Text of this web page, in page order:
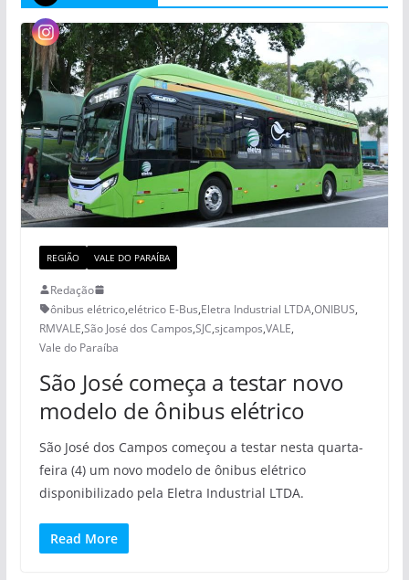
REGIÃO VALE DO PARAÍBA
Redação
ônibus elétrico,elétrico E-Bus,Eletra Industrial LTDA,ONIBUS,
RMVALE,São José dos Campos,SJC,sjcampos,VALE,
Vale do Paraíba
São José começa a testar novo
modelo de ônibus elétrico
São José dos Campos começou a testar nesta quarta-
feira (4) um novo modelo de ônibus elétrico
disponibilizado pela Eletra Industrial LTDA.
Read More